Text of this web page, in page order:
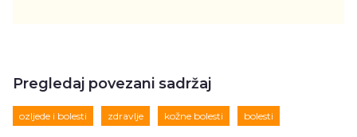
Pregledaj povezani sadržaj
ozljede i bolesti zdravlje kožne bolesti bolesti